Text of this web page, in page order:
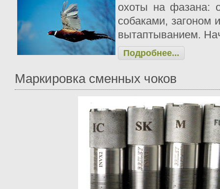
охоты на фазана:
собаками, загоном
вытаптыванием.
Подробнее...
Маркировка сменных чоков